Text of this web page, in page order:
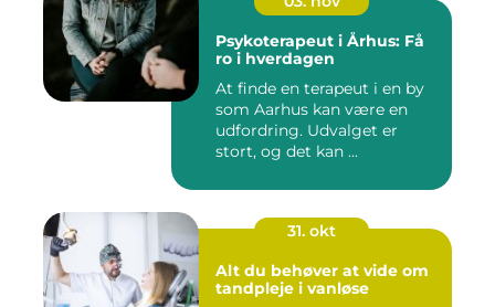
Psykoterapeut i Århus: Få
ro i hverdagen
At finde en terapeut i en by
som Aarhus kan være en
udfordring. Udvalget er
stort, og det kan ...
31. okt
Alt du behøver at vide om
tandpleje i vanløse